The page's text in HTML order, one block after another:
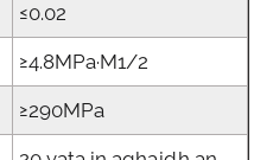
≤0.02
≥4.8MPa·M1/2
≥290MPa